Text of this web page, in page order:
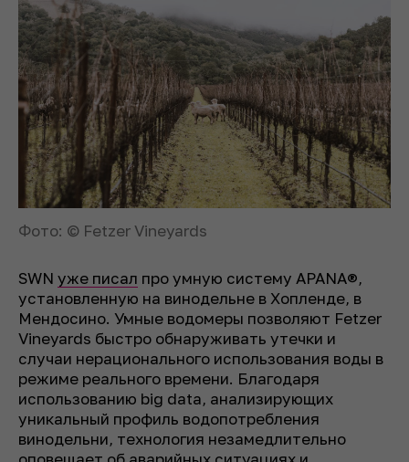
Фото: © Fetzer Vineyards
SWN уже писал про умную систему APANA®,
установленную на винодельне в Хопленде, в
Мендосино. Умные водомеры позволяют Fetzer
Vineyards быстро обнаруживать утечки и
случаи нерационального использования воды в
режиме реального времени. Благодаря
использованию big data, анализирующих
уникальный профиль водопотребления
винодельни, технология незамедлительно